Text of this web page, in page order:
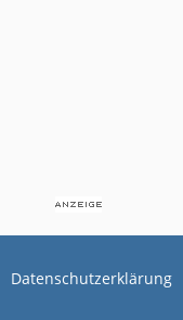
Datenschutzerklärung